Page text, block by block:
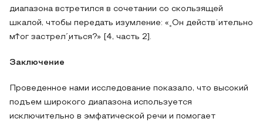
диапазона встретился в сочетании со скользящей
шкалой, чтобы передать изумление: «˳Он действˈительно
м↑ог застрел´̗иться?» [4, часть 2].
Заключение
Проведенное нами исследование показало, что высокий
подъем широкого диапазона используется
исключительно в эмфатической речи и помогает